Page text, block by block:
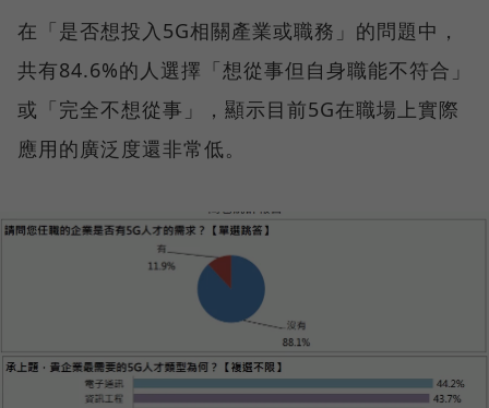
在「是否想投入5G相關產業或職務」的問題中，
共有84.6%的人選擇「想從事但自身職能不符合」
或「完全不想從事」，顯示目前5G在職場上實際
應用的廣泛度還非常低。